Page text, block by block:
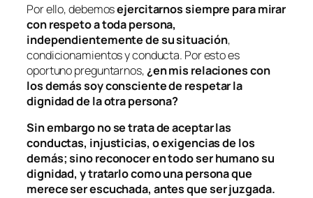
Por ello, debemosejercitarnos siempre para mirar
con respeto a toda persona,
independientemente de su situación,
condicionamientos y conducta. Por esto es
oportuno preguntarnos,¿en mis relaciones con
los demás soy consciente de respetar la
dignidad de la otra persona?
Sin embargo no se trata de aceptar las
conductas, injusticias, o exigencias de los
demás; sino reconocer en todo ser humano su
dignidad, y tratarlo como una persona que
merece ser escuchada, antes que ser juzgada.